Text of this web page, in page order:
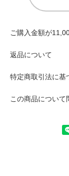
ご購入金額が
返品について
特定商取引法に基
この商品について